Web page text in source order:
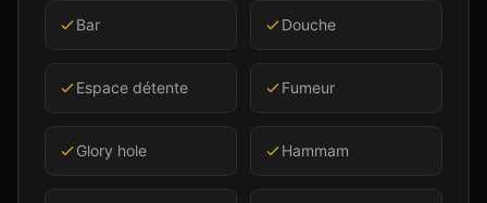
Bar Douche
Espace détente Fumeur
Glory hole Hammam